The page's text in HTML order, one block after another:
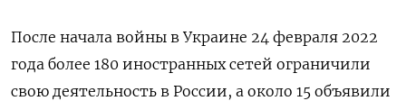
После начала войны в Украине 24 февраля 2022
года более 180 иностранных сетей ограничили
свою деятельность в России, а около 15 объявили